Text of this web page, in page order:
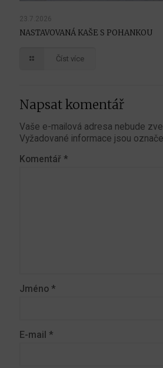
23.7.2026
NASTAVOVANÁ KAŠE S POHANKOU
Číst více
Napsat komentář
Vaše e-mailová adresa nebude
Vyžadované informace jsou
Komentář *
Jméno *
E-mail *